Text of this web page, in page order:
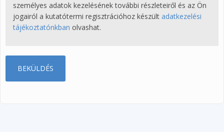
személyes adatok kezelésének további részleteiről és az Ön
jogairól a kutatótermi regisztrációhoz készült adatkezelési
tájékoztatónkban olvashat.